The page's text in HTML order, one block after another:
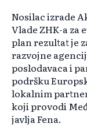
Nosilac izrade
Vlade ZHK-a za
plan rezultat je
razvojne
poslodavaca i
podršku
lokalnim
koji provodi
javlja Fena.